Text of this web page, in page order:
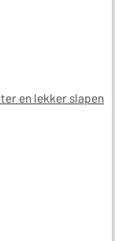
en lekker slapen